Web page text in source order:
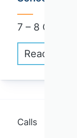
7 – 8
Read more
Calls